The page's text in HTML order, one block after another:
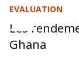
EVALUATION
Les
Ghana